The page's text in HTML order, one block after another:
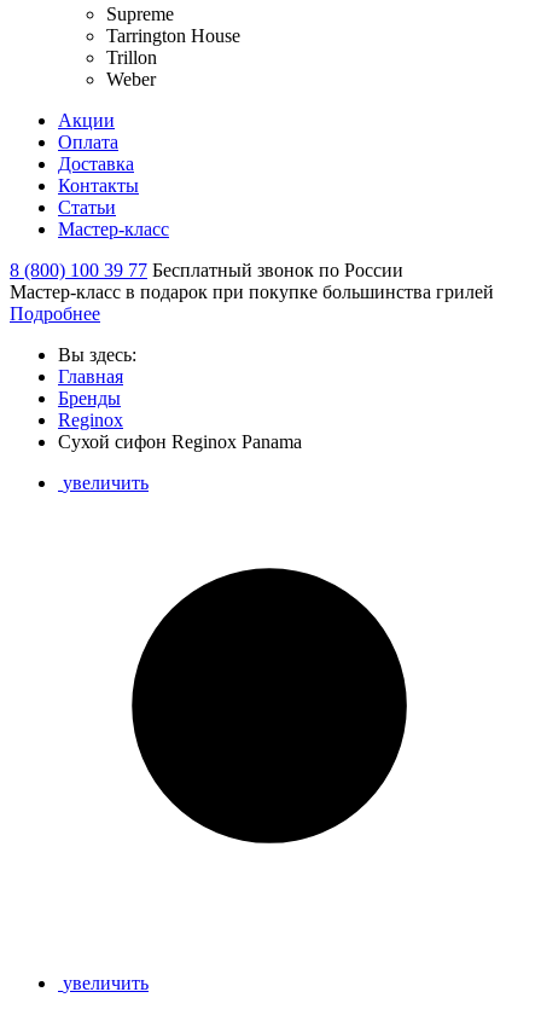
Supreme
Tarrington House
Trillon
Weber
Акции
Оплата
Доставка
Контакты
Статьи
Мастер-класс
8 (800) 100 39 77 Бесплатный звонок по России
Мастер-класс в подарок при покупке большинства грилей
Подробнее
Вы здесь:
Главная
Бренды
Reginox
Сухой сифон Reginox Panama
увеличить
увеличить